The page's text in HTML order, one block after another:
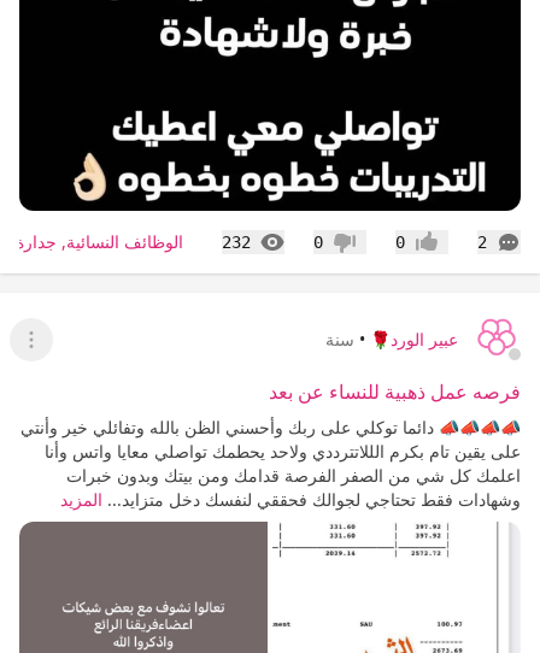
2
التعليقات إعجاب0 عدم إعجاب
0
232
المشاهدات الوظائف النسائية,
عبير الورد🌹 • سنة
عرض
فرصه عمل ذهبية للنساء عن بعد
📣📣📣📣 دائما توكلي على ربك وأحسني الظن بالله وتفائلي خير وأنتي
على يقين تام بكرم الللاتترددي ولاحد يحطمك تواصلي معايا واتس وأنا
اعلمك كل شي من الصفر الفرصة قدامك ومن بيتك وبدون خبرات
وشهادات فقط تحتاجي لجوالك فحققي لنفسك دخل متزايد... المزيد